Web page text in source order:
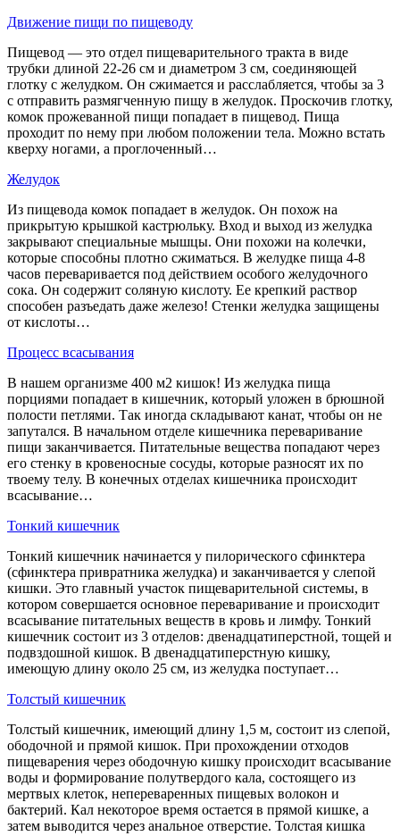
Движение пищи по пищеводу
Пищевод — это отдел пищеварительного тракта в виде
трубки длиной 22-26 см и диаметром 3 см, соединяющей
глотку с желудком. Он сжимается и расслабляется, чтобы за 3
с отправить размягченную пищу в желудок. Проскочив глотку,
комок прожеванной пищи попадает в пищевод. Пища
проходит по нему при любом положении тела. Можно встать
кверху ногами, а проглоченный…
Желудок
Из пищевода комок попадает в желудок. Он похож на
прикрытую крышкой кастрюльку. Вход и выход из желудка
закрывают специальные мышцы. Они похожи на колечки,
которые способны плотно сжиматься. В желудке пища 4-8
часов переваривается под действием особого желудочного
сока. Он содержит соляную кислоту. Ее крепкий раствор
способен разъедать даже железо! Стенки желудка защищены
от кислоты…
Процесс всасывания
В нашем организме 400 м2 кишок! Из желудка пища
порциями попадает в кишечник, который уложен в брюшной
полости петлями. Так иногда складывают канат, чтобы он не
запутался. В начальном отделе кишечника переваривание
пищи заканчивается. Питательные вещества попадают через
его стенку в кровеносные сосуды, которые разносят их по
твоему телу. В конечных отделах кишечника происходит
всасывание…
Тонкий кишечник
Тонкий кишечник начинается у пилорического сфинктера
(сфинктера привратника желудка) и заканчивается у слепой
кишки. Это главный участок пищеварительной системы, в
котором совершается основное переваривание и происходит
всасывание питательных веществ в кровь и лимфу. Тонкий
кишечник состоит из 3 отделов: двенадцатиперстной, тощей и
подвздошной кишок. В двенадцатиперстную кишку,
имеющую длину около 25 см, из желудка поступает…
Толстый кишечник
Толстый кишечник, имеющий длину 1,5 м, состоит из слепой,
ободочной и прямой кишок. При прохождении отходов
пищеварения через ободочную кишку происходит всасывание
воды и формирование полутвердого кала, состоящего из
мертвых клеток, непереваренных пищевых волокон и
бактерий. Кал некоторое время остается в прямой кишке, а
затем выводится через анальное отверстие. Толстая кишка